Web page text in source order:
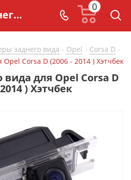
Камера заднего вида для Opel Corsa D (2006 - 2014 ) Хэтчбек - купить в СarBaza
0
заднего вида - Opel - Corsa D -
Corsa D (2006 - 2014 ) Хэтчбек
для Opel Corsa D
) Хэтчбек